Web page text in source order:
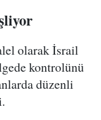
olarak İsrail
kontrolünü
düzenli